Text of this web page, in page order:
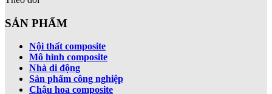
SẢN PHẨM
Nội thất composite
Mô hình composite
Nhà di động
Sản phẩm công nghiệp
Chậu hoa composite